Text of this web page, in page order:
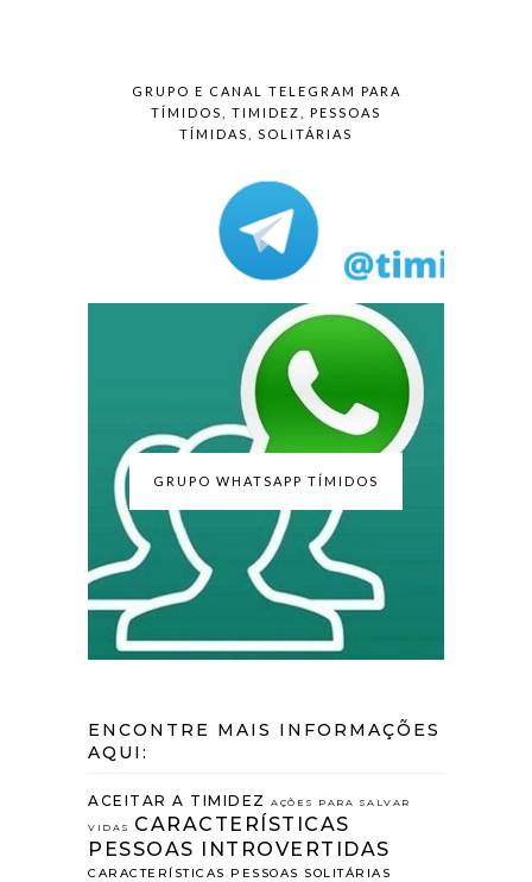
GRUPO E CANAL TELEGRAM PARA
TÍMIDOS, TIMIDEZ, PESSOAS
TÍMIDAS, SOLITÁRIAS
GRUPO WHATSAPP TÍMIDOS
ENCONTRE MAIS INFORMAÇÕES
AQUI:
ACEITAR A TIMIDEZ AÇÕES PARA SALVAR
VIDAS
CARACTERÍSTICAS
PESSOAS INTROVERTIDAS
CARACTERÍSTICAS PESSOAS SOLITÁRIAS